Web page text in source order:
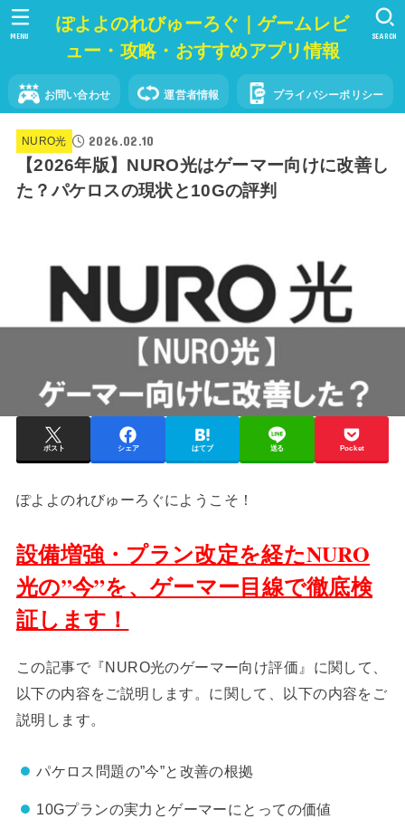
ぽよよのれびゅーろぐ｜ゲームレビ
ュー・攻略・おすすめアプリ情報
お問い合わせ 運営者情報 プライバシーポリシー
SEARCH
MENU
NURO光 2026.02.10
【2026年版】NURO光はゲーマー向けに改善し
た？パケロスの現状と10Gの評判
ポスト シェア はてブ 送る Pocket
ぽよよのれびゅーろぐにようこそ！
設備増強・プラン改定を経たNURO
光の”今”を、ゲーマー目線で徹底検
証します！
この記事で『NURO光のゲーマー向け評価』に関して、
以下の内容をご説明します。に関して、以下の内容をご
説明します。
パケロス問題の”今”と改善の根拠
10Gプランの実力とゲーマーにとっての価値